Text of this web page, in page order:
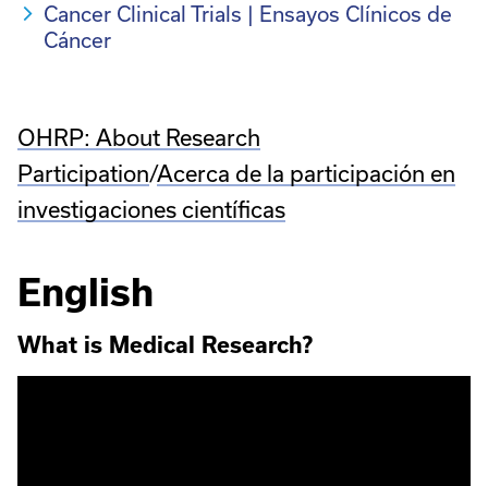
Cancer Clinical Trials | Ensayos Clínicos de
Cáncer
OHRP: About Research
Participation/Acerca de la participación en
investigaciones científicas
English
What is Medical Research?